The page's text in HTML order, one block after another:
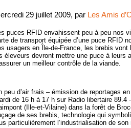
29 juillet 2009, par Les Amis
puces RFID envahissent peu à peu nos
de transport équipée d’une puce RFID
usagers en Île-de-France, les brebis vont
éleveurs devront mettre une puce à leurs
un meilleur contrôle de la viande.
peu d’air frais – émission de reportages
de 16 h à 17 h sur Radio libertaire
(Ille-et-Vilaine) dans la forêt de
de ses brebis, technologie qui
particulièrement l’industrialisation de son